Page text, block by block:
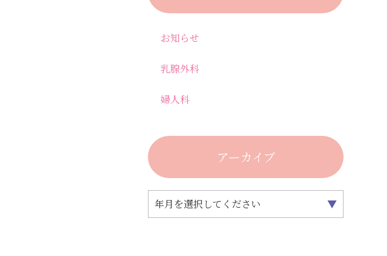
お知らせ
乳腺外科
婦人科
アーカイブ
年月を選択してください